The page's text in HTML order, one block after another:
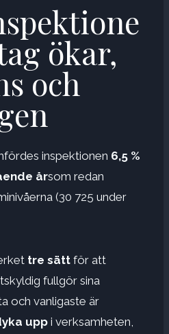
ökar,
och
inspektionen 6,5 %
årsom redan
(30 725 under
tre sätt för att
fullgör sina
och vanligaste är
upp i verksamheten,